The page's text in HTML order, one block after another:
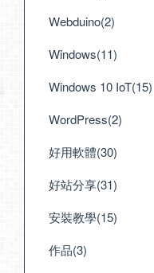
Webduino(2)
Windows(11)
Windows 10 IoT(15)
WordPress(2)
好用軟體(30)
好站分享(31)
安裝教學(15)
作品(3)